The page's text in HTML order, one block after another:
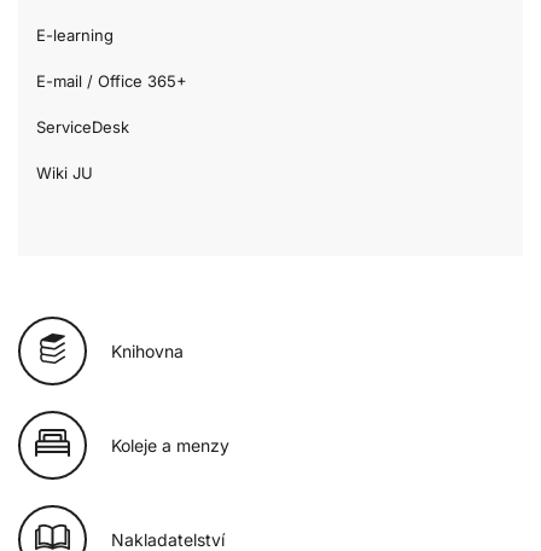
E-learning
E-mail / Office 365+
ServiceDesk
Wiki JU
Knihovna
Koleje a menzy
Nakladatelství